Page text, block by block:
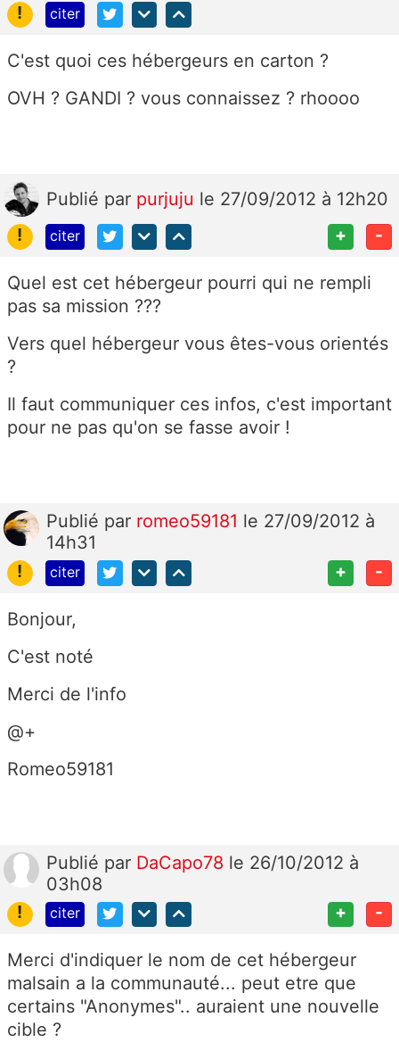
!
citer
C'est quoi ces hébergeurs en carton ?
OVH ? GANDI ? vous connaissez ? rhoooo
Publié par purjuju le 27/09/2012 à 12h20
!
citer + -
Quel est cet hébergeur pourri qui ne rempli
pas sa mission ???
Vers quel hébergeur vous êtes-vous orientés
?
Il faut communiquer ces infos, c'est important
pour ne pas qu'on se fasse avoir !
Publié par romeo59181 le 27/09/2012 à
14h31
!
citer + -
Bonjour,
C'est noté
Merci de l'info
@+
Romeo59181
Publié par DaCapo78 le 26/10/2012 à
03h08
!
citer + -
Merci d'indiquer le nom de cet hébergeur
malsain a la communauté... peut etre que
certains "Anonymes".. auraient une nouvelle
cible ?